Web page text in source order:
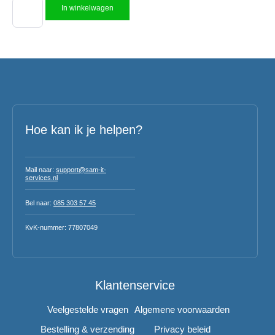
In winkelwagen
Hoe kan ik je helpen?
Mail naar: support@sam-it-
services.nl
Bel naar: 085 303 57 45
KvK-nummer: 77807049
Klantenservice
Veelgestelde vragen
Bestelling & verzending
Algemene voorwaarden
Privacy beleid